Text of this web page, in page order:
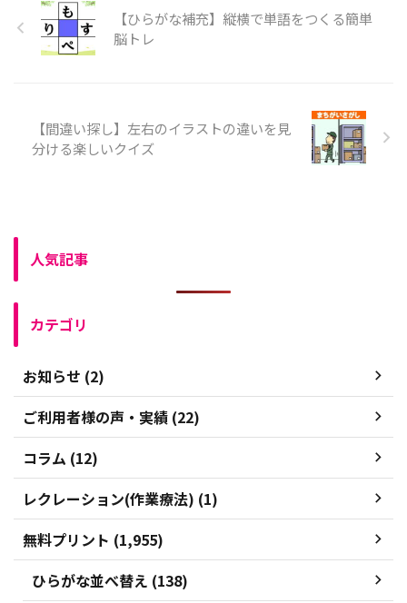
【ひらがな補充】縦横で単語をつくる簡単
脳トレ
【間違い探し】左右のイラストの違いを見
分ける楽しいクイズ
人気記事
カテゴリ
お知らせ (2)
ご利用者様の声・実績 (22)
コラム (12)
レクレーション(作業療法) (1)
無料プリント (1,955)
ひらがな並べ替え (138)